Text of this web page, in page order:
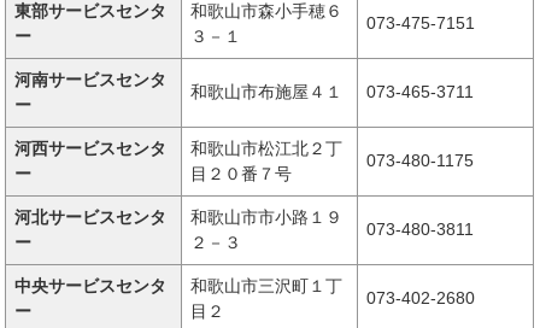
東部サービスセンタ
ー
和歌山市森小手穂６
３－１
073-475-7151
河南サービスセンタ
ー
和歌山市布施屋４１ 073-465-3711
河西サービスセンタ
ー
和歌山市松江北２丁
目２０番７号
073-480-1175
河北サービスセンタ
ー
和歌山市市小路１９
２－３
073-480-3811
中央サービスセンタ
ー
和歌山市三沢町１丁
目２
073-402-2680